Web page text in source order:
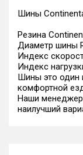
Шины
Резина
Диаметр шины
Индекс
Индекс
Шины это один
комфортной
Наши
наилучший